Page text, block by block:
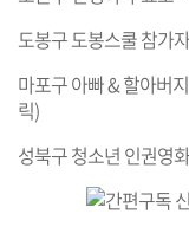
도봉구 도봉스쿨 참가
마포구 아빠 & 할아버
릭)
성북구 청소년 인권영